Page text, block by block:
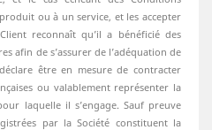
ou à un service, et les accepter
reconnaît qu’il a bénéficié des
afin de s’assurer de l’adéquation de
être en mesure de contracter
ou valablement représenter la
laquelle il s’engage. Sauf preuve
par la Société constituent la